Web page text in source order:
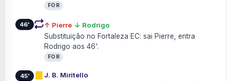
FOR
46' ↑ Pierre ↓ Rodrigo
Substituição no Fortaleza EC: sai Pierre, entra
Rodrigo aos 46'.
FOR
45'
J. B. Miritello